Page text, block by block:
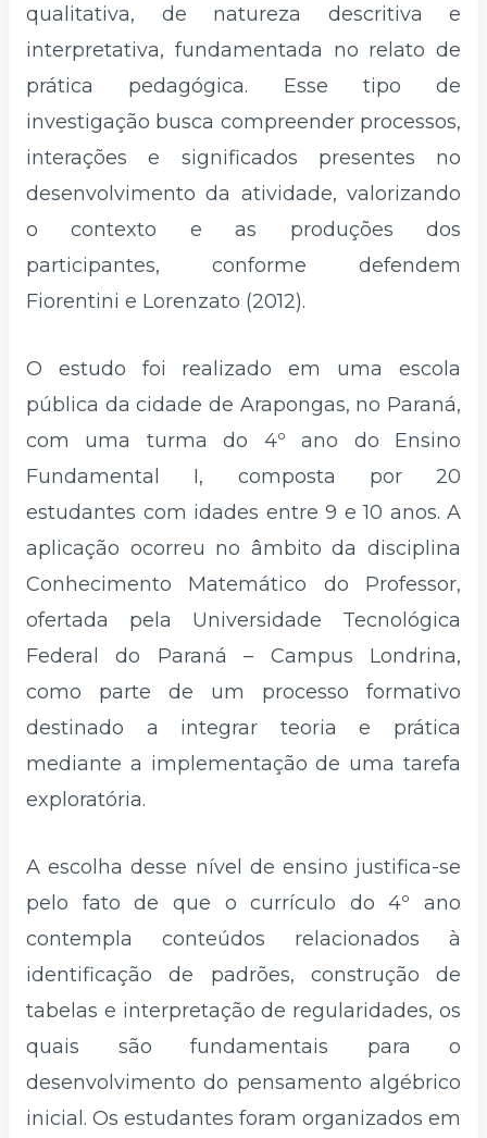
qualitativa, de natureza descritiva e
interpretativa, fundamentada no relato de
prática pedagógica. Esse tipo de
investigação busca compreender processos,
interações e significados presentes no
desenvolvimento da atividade, valorizando
o contexto e as produções dos
participantes, conforme defendem
Fiorentini e Lorenzato (2012).
O estudo foi realizado em uma escola
pública da cidade de Arapongas, no Paraná,
com uma turma do 4º ano do Ensino
Fundamental I, composta por 20
estudantes com idades entre 9 e 10 anos. A
aplicação ocorreu no âmbito da disciplina
Conhecimento Matemático do Professor,
ofertada pela Universidade Tecnológica
Federal do Paraná – Campus Londrina,
como parte de um processo formativo
destinado a integrar teoria e prática
mediante a implementação de uma tarefa
exploratória.
A escolha desse nível de ensino justifica-se
pelo fato de que o currículo do 4º ano
contempla conteúdos relacionados à
identificação de padrões, construção de
tabelas e interpretação de regularidades, os
quais são fundamentais para o
desenvolvimento do pensamento algébrico
inicial. Os estudantes foram organizados em